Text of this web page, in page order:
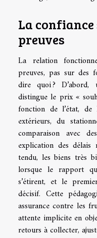
La confiance
preuves
La relation
preuves, pas sur des
dire quoi ? D’abord,
distingue le prix «
fonction de l’état, de
extérieurs, du
comparaison avec
explication des
tendu, les biens très
lorsque le rapport
s’étirent, et le
décisif. Cette
assurance contre les
attente implicite en
retours à collecter,